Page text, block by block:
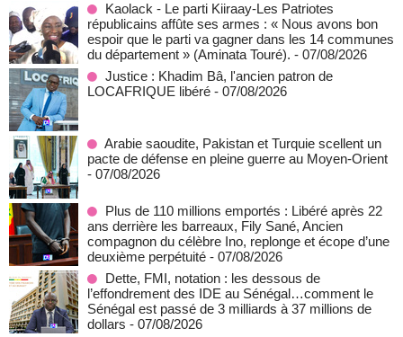
Kaolack - Le parti Kiiraay-Les Patriotes
républicains affûte ses armes : « Nous avons bon
espoir que le parti va gagner dans les 14 communes
du département » (Aminata Touré). - 07/08/2026
Justice : Khadim Bâ, l'ancien patron de
LOCAFRIQUE libéré - 07/08/2026
Arabie saoudite, Pakistan et Turquie scellent un
pacte de défense en pleine guerre au Moyen-Orient
- 07/08/2026
Plus de 110 millions emportés : Libéré après 22
ans derrière les barreaux, Fily Sané, Ancien
compagnon du célèbre Ino, replonge et écope d’une
deuxième perpétuité - 07/08/2026
Dette, FMI, notation : les dessous de
l’effondrement des IDE au Sénégal…comment le
Sénégal est passé de 3 milliards à 37 millions de
dollars - 07/08/2026